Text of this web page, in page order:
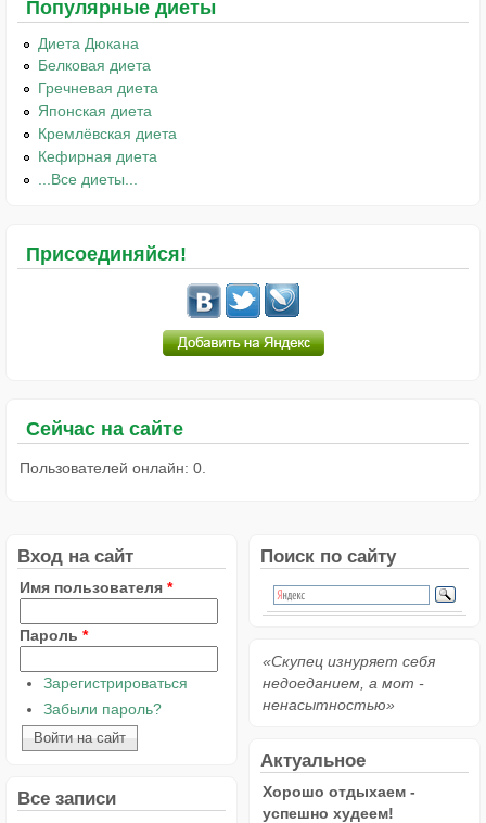
Популярные диеты
Диета Дюкана
Белковая диета
Гречневая диета
Японская диета
Кремлёвская диета
Кефирная диета
...Все диеты...
Присоединяйся!
Сейчас на сайте
Пользователей онлайн: 0.
Вход на сайт
Имя пользователя *
Пароль *
Зарегистрироваться
Забыли пароль?
Все записи
Поиск по сайту
«Скупец изнуряет себя
недоеданием, а мот -
ненасытностью»
Актуальное
Хорошо отдыхаем -
успешно худеем!